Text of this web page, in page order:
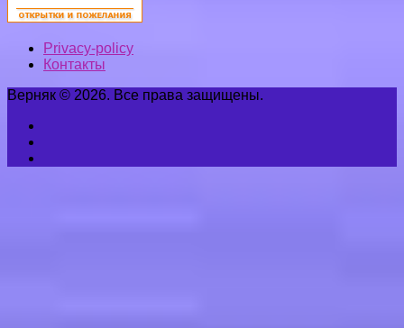
Privacy-policy
Контакты
Верняк © 2026. Все права защищены.